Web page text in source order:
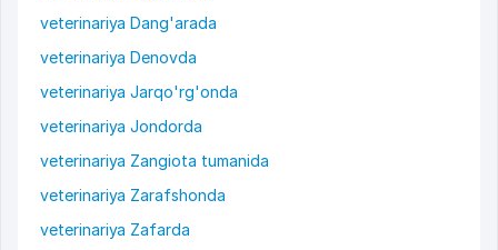
veterinariya Dang'arada
veterinariya Denovda
veterinariya Jarqo'rg'onda
veterinariya Jondorda
veterinariya Zangiota tumanida
veterinariya Zarafshonda
veterinariya Zafarda